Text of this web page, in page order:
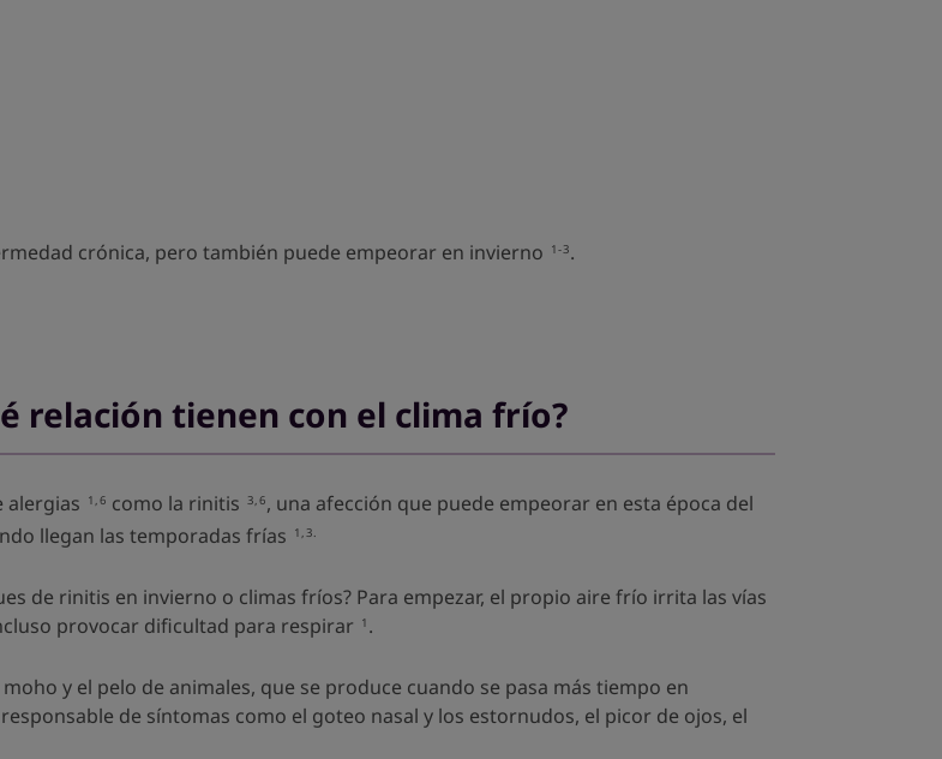
crónica, pero también puede empeorar en invierno 1-3.
relación tienen con el clima frío?
alergias 1,6 como la rinitis 3,6, una afección que puede empeorar en esta época del
llegan las temporadas frías
1,3.
de rinitis en invierno o climas fríos? Para empezar, el propio aire frío irrita las vías
provocar dificultad para respirar
1 .
y el pelo de animales, que se produce cuando se pasa más tiempo en
de síntomas como el goteo nasal y los estornudos, el picor de ojos, el